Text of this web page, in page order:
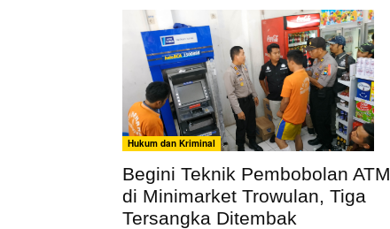
Hukum dan Kriminal
Begini Teknik Pembobolan ATM
di Minimarket Trowulan, Tiga
Tersangka Ditembak